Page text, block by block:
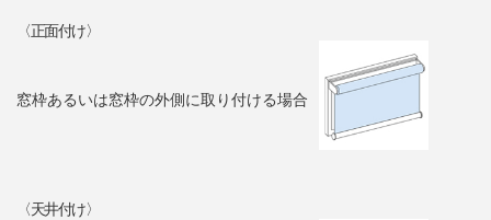
〈正面付け〉
窓枠あるいは窓枠の外側に取り付ける場合
〈天井付け〉